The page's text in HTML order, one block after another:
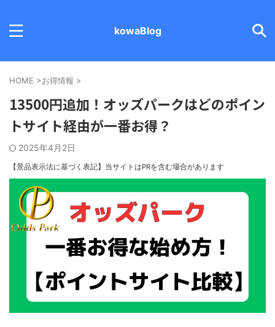
kowaBlog
HOME >お得情報 >
13500円追加！オッズパークはどのポイン
トサイト経由が一番お得？
2025年4月2日
【景品表示法に基づく表記】 当サイトはPRを含む場合があります